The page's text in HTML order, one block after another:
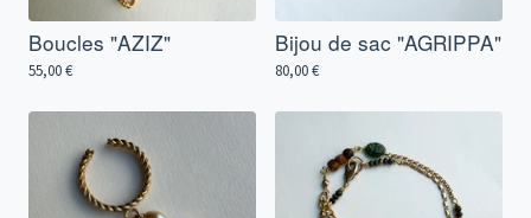
Boucles "AZIZ"
55,00€
Bijou de sac "AGRIPPA"
80,00€